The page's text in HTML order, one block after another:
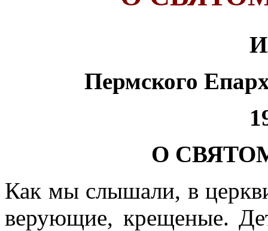
Пермского
О
Как мы слышали, в
верующие, крещеные.